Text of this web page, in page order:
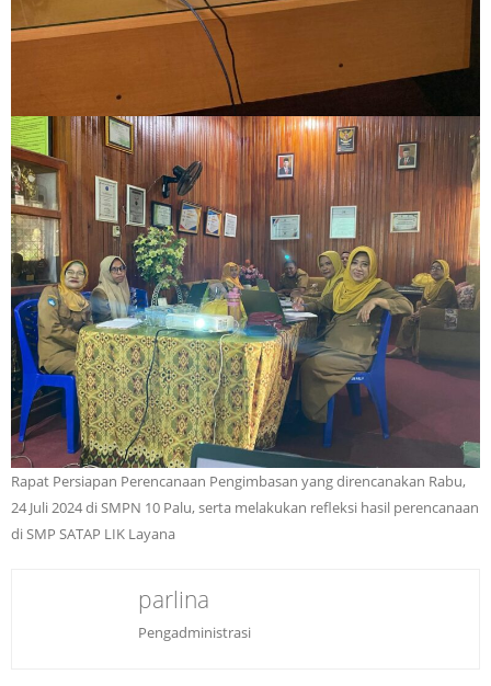
Rapat Persiapan Perencanaan Pengimbasan yang direncanakan Rabu,
24 Juli 2024 di SMPN 10 Palu, serta melakukan refleksi hasil perencanaan
di SMP SATAP LIK Layana
parlina
Pengadministrasi